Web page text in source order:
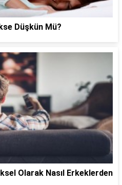
Düşkün Mü?
Olarak Nasıl Erkeklerden